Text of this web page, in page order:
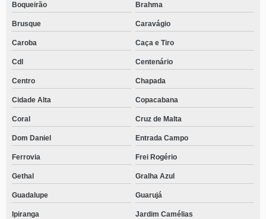
Boqueirão Brahma
Brusque Caravágio
Caroba Caça e Tiro
Cdl Centenário
Centro Chapada
Cidade Alta Copacabana
Coral Cruz de Malta
Dom Daniel Entrada Campo
Ferrovia Frei Rogério
Gethal Gralha Azul
Guadalupe Guarujá
Ipiranga Jardim Camélias